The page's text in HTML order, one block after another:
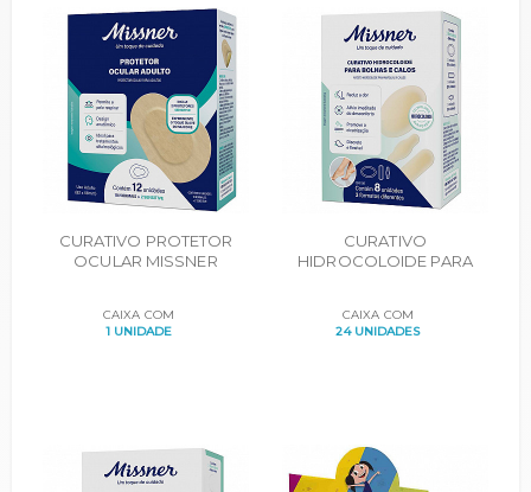
CURATIVO PROTETOR
OCULAR MISSNER
UNIDADES
CAIXA COM
1 UNIDADE
CURATIVO
HIDROCOLOIDE PARA
CAIXA COM
24 UNIDADES